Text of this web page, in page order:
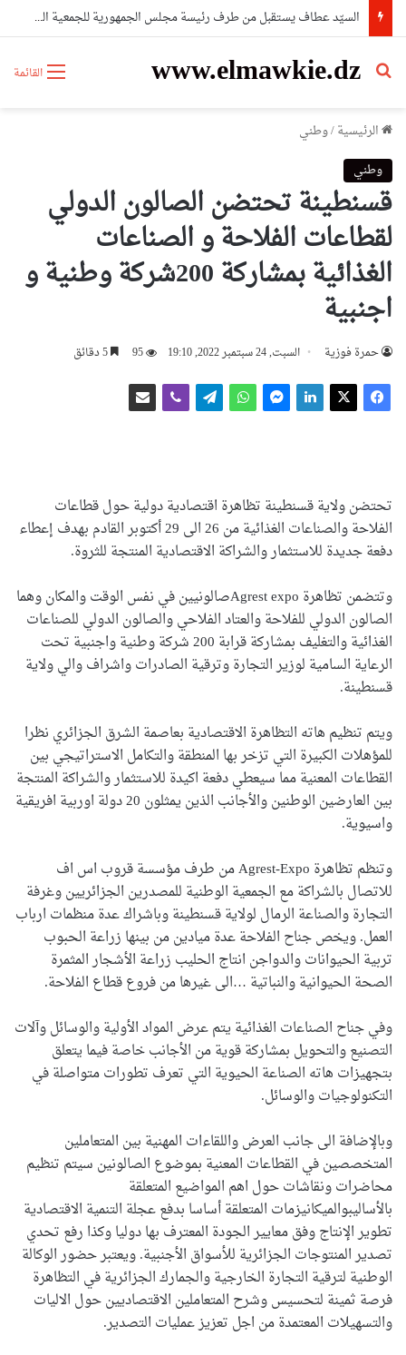
السيّد عطاف يستقبل من طرف رئيسة مجلس الجمهورية للجمعية الوطنية البيلاروسية
القائمة www.elmawkie.dz
بحث عن
الرئيسية/وطني
وطني
قسنطينة تحتضن الصالون الدولي
لقطاعات الفلاحة و الصناعات
الغذائية بمشاركة 200شركة وطنية و
اجنبية
حمرة فوزية السبت, 24 سبتمبر 2022, 19:10 95
تحتضن ولاية قسنطينة تظاهرة اقتصادية دولية حول قطاعات
الفلاحة والصناعات الغذائية من 26 الى 29 أكتوبر القادم بهدف إعطاء
دفعة جديدة للاستثمار والشراكة الاقتصادية المنتجة للثروة.
وتتضمن تظاهرة Agrest expoصالونيين في نفس الوقت والمكان وهما
الصالون الدولي للفلاحة والعتاد الفلاحي والصالون الدولي للصناعات
الغذائية والتغليف بمشاركة قرابة 200 شركة وطنية واجنبية تحت
الرعاية السامية لوزير التجارة وترقية الصادرات واشراف والي ولاية
قسنطينة.
ويتم تنظيم هاته التظاهرة الاقتصادية بعاصمة الشرق الجزائري نظرا
للمؤهلات الكبيرة التي تزخر بها المنطقة والتكامل الاستراتيجي بين
القطاعات المعنية مما سيعطي دفعة اكيدة للاستثمار والشراكة المنتجة
بين العارضين الوطنين والأجانب الذين يمثلون 20 دولة اوربية افريقية
واسيوية.
وتنظم تظاهرة Agrest-Expo من طرف مؤسسة قروب اس اف
للاتصال بالشراكة مع الجمعية الوطنية للمصدرين الجزائريين وغرفة
التجارة والصناعة الرمال لولاية قسنطينة وباشراك عدة منظمات ارباب
العمل. ويخص جناح الفلاحة عدة ميادين من بينها زراعة الحبوب
تربية الحيوانات والدواجن انتاج الحليب زراعة الأشجار المثمرة
الصحة الحيوانية والنباتية …الى غيرها من فروع قطاع الفلاحة.
وفي جناح الصناعات الغذائية يتم عرض المواد الأولية والوسائل وآلات
التصنيع والتحويل بمشاركة قوية من الأجانب خاصة فيما يتعلق
بتجهيزات هاته الصناعة الحيوية التي تعرف تطورات متواصلة في
التكنولوجيات والوسائل.
وبالإضافة الى جانب العرض واللقاءات المهنية بين المتعاملين
المتخصصين في القطاعات المعنية بموضوع الصالونين سيتم تنظيم
محاضرات ونقاشات حول اهم المواضيع المتعلقة
بالأساليبوالميكانيزمات المتعلقة أساسا بدفع عجلة التنمية الاقتصادية
تطوير الإنتاج وفق معايير الجودة المعترف بها دوليا وكذا رفع تحدي
تصدير المنتوجات الجزائرية للأسواق الأجنبية. ويعتبر حضور الوكالة
الوطنية لترقية التجارة الخارجية والجمارك الجزائرية في التظاهرة
فرصة ثمينة لتحسيس وشرح المتعاملين الاقتصاديين حول الاليات
والتسهيلات المعتمدة من اجل تعزيز عمليات التصدير.